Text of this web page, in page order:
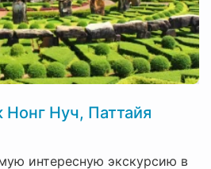
Нонг Нуч, Паттайя
интересную экскурсию в